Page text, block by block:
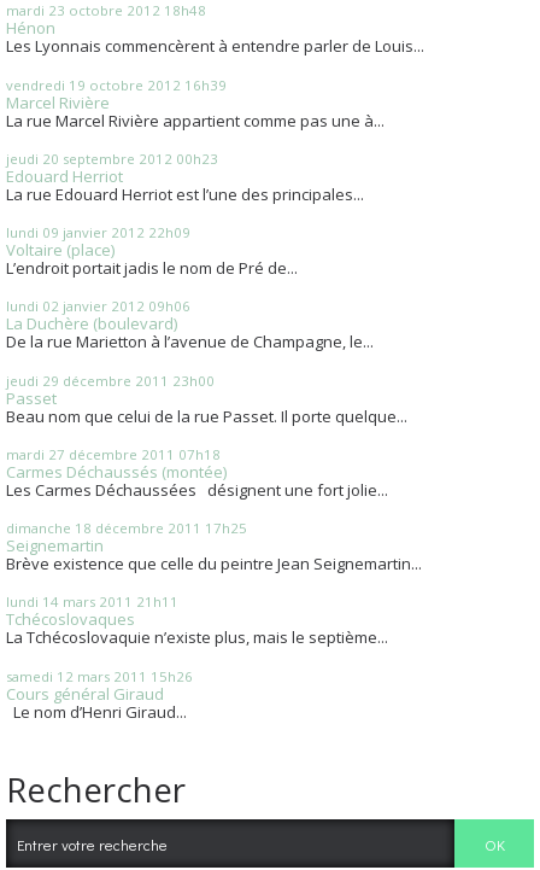
mardi 23 octobre 2012 18h48
Hénon
Les Lyonnais commencèrent à entendre parler de Louis...
vendredi 19 octobre 2012 16h39
Marcel Rivière
La rue Marcel Rivière appartient comme pas une à...
jeudi 20 septembre 2012 00h23
Edouard Herriot
La rue Edouard Herriot est l’une des principales...
lundi 09 janvier 2012 22h09
Voltaire (place)
L’endroit portait jadis le nom de Pré de...
lundi 02 janvier 2012 09h06
La Duchère (boulevard)
De la rue Marietton à l’avenue de Champagne, le...
jeudi 29 décembre 2011 23h00
Passet
Beau nom que celui de la rue Passet. Il porte quelque...
mardi 27 décembre 2011 07h18
Carmes Déchaussés (montée)
Les Carmes Déchaussées désignent une fort jolie...
dimanche 18 décembre 2011 17h25
Seignemartin
Brève existence que celle du peintre Jean Seignemartin...
lundi 14 mars 2011 21h11
Tchécoslovaques
La Tchécoslovaquie n’existe plus, mais le septième...
samedi 12 mars 2011 15h26
Cours général Giraud
Le nom d’Henri Giraud...
Rechercher